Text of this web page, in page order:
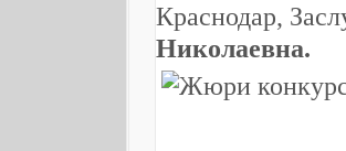
Краснодар,
Николаевна.